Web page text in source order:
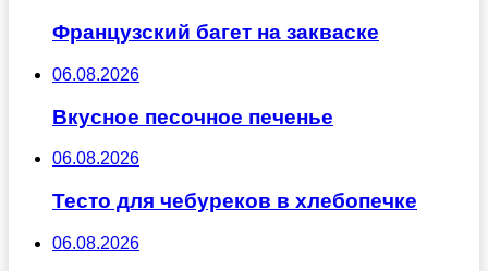
Французский багет на закваске
06.08.2026
Вкусное песочное печенье
06.08.2026
Тесто для чебуреков в хлебопечке
06.08.2026